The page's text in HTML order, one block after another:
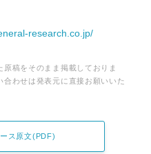
research.co.jp/
稿をそのまま掲載しておりま
わせは発表元に直接お願いいた
ス原文(PDF)